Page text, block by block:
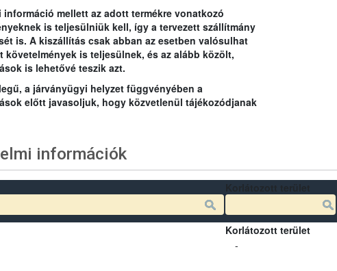
mellett az adott termékre vonatkozó
is teljesülniük kell, így a tervezett szállítmány
is. A kiszállítás csak abban az esetben valósulhat
is teljesülnek, és az alább közölt,
is lehetővé teszik azt.
a járványügyi helyzet függvényében a
előtt javasoljuk, hogy közvetlenül tájékozódjanak
információk
Korlátozott terület
-